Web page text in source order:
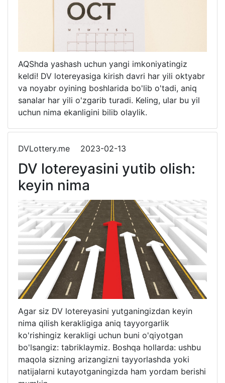
AQShda yashash uchun yangi imkoniyatingiz
keldi! DV lotereyasiga kirish davri har yili oktyabr
va noyabr oyining boshlarida bo'lib o'tadi, aniq
sanalar har yili o'zgarib turadi. Keling, ular bu yil
uchun nima ekanligini bilib olaylik.
DVLottery.me 2023-02-13
DV lotereyasini yutib olish:
keyin nima
Agar siz DV lotereyasini yutganingizdan keyin
nima qilish kerakligiga aniq tayyorgarlik
ko'rishingiz kerakligi uchun buni o'qiyotgan
bo'lsangiz: tabriklaymiz. Boshqa hollarda: ushbu
maqola sizning arizangizni tayyorlashda yoki
natijalarni kutayotganingizda ham yordam berishi